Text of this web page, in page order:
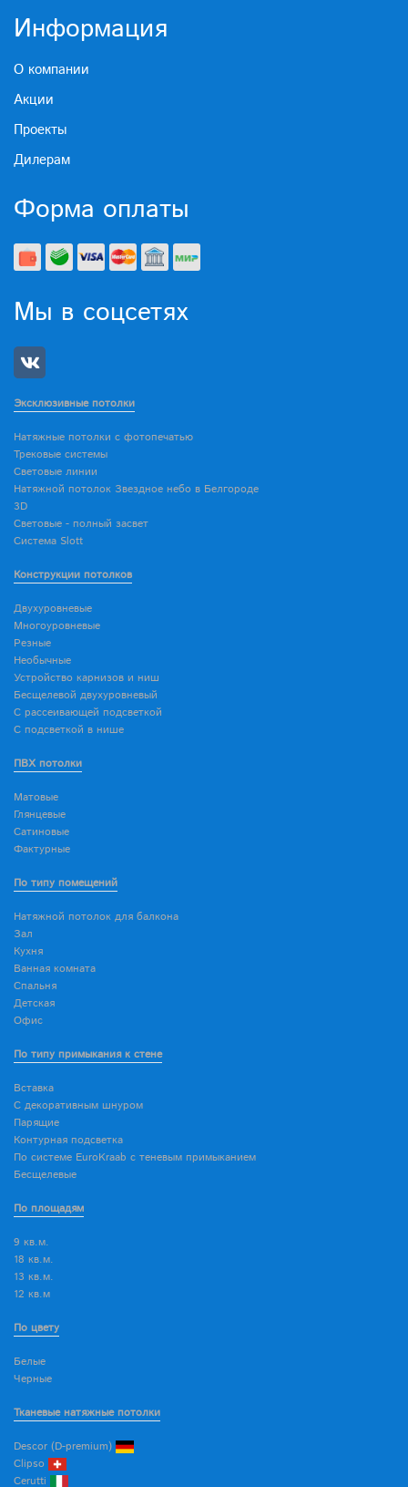
Информация
О компании
Акции
Проекты
Дилерам
Форма оплаты
Мы в соцсетях
Эксклюзивные потолки
Натяжные потолки с фотопечатью
Трековые системы
Световые линии
Натяжной потолок Звездное небо в Белгороде
3D
Световые - полный засвет
Система Slott
Конструкции потолков
Двухуровневые
Многоуровневые
Резные
Необычные
Устройство карнизов и ниш
Бесщелевой двухуровневый
С рассеивающей подсветкой
С подсветкой в нише
ПВХ потолки
Матовые
Глянцевые
Сатиновые
Фактурные
По типу помещений
Натяжной потолок для балкона
Зал
Кухня
Ванная комната
Спальня
Детская
Офис
По типу примыкания к стене
Вставка
С декоративным шнуром
Парящие
Контурная подсветка
По системе EuroKraab с теневым примыканием
Бесщелевые
По площадям
9 кв.м.
18 кв.м.
13 кв.м.
12 кв.м
По цвету
Белые
Черные
Тканевые натяжные потолки
Descor (D-premium)
Clipso
Cerutti